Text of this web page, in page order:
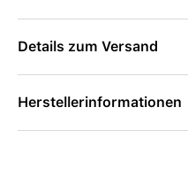
Details zum Versand
Herstellerinformationen